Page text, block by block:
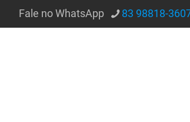
Fale no WhatsApp 83 98818-